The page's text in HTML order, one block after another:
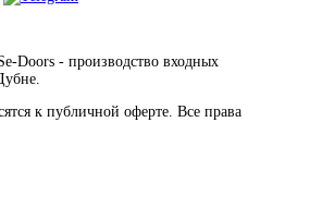
Doors - производство входных
к публичной оферте. Все права